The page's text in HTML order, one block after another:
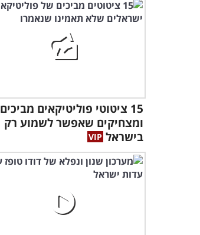
15 ציטוטי פוליטיקאים מביכים
ומצחיקים שאפשר לשמוע רק
בישראל